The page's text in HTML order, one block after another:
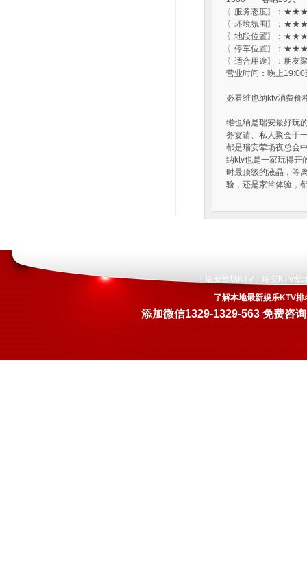
〖服务态度〗：
〖环境氛围〗：
〖地段位置〗：
〖停车位置〗：
〖适合用途〗：朋友
营业时间：晚上
必看维也纳ktv消费价
维也纳是瑞安最好玩
务宴请、私人聚会于
都是瑞安荤场夜总会
纳ktv也是一家玩得开
时最顶级的液晶，等
验，还是家常体验，
瑞安荤场KTV
瑞安KTV荤
了解本地最新娱乐KTV
添加微信1329-1329-563 免费咨